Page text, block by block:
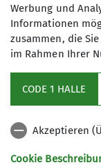
Endlich wieder
Baby-/
Grundlegende
sind
Werbung und
Informationen
zusammen, die
im Rahmen Ihrer
CODE 1 HALLE
Akzeptieren
Cookie